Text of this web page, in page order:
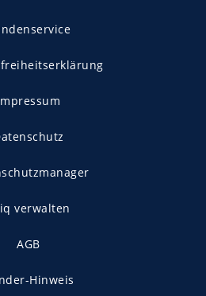
verwalten
AGB
Hinweis